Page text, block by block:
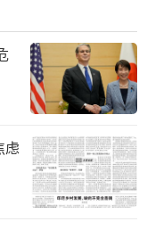
伊朗首都德黑兰
是“该建筑被伊
当时导致伊朗国
19日，伊朗国家
况进行拍摄。从
，到处都是被炸
虑